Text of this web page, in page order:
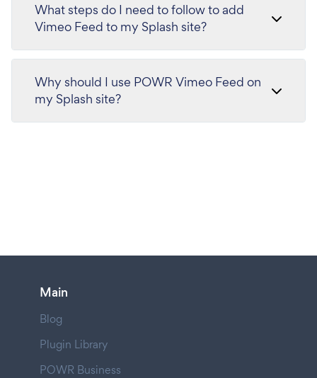
What steps do I need to follow to add
Vimeo Feed to my Splash site?
Why should I use POWR Vimeo Feed on
my Splash site?
Main
Blog
Plugin Library
POWR Business